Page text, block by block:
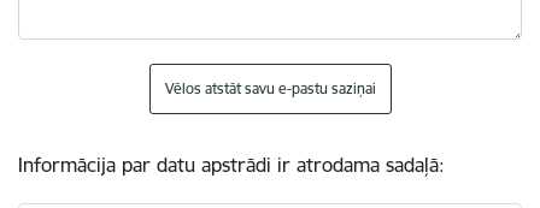
Vēlos atstāt savu e-pastu saziņai
Informācija par datu apstrādi ir atrodama sadaļā: